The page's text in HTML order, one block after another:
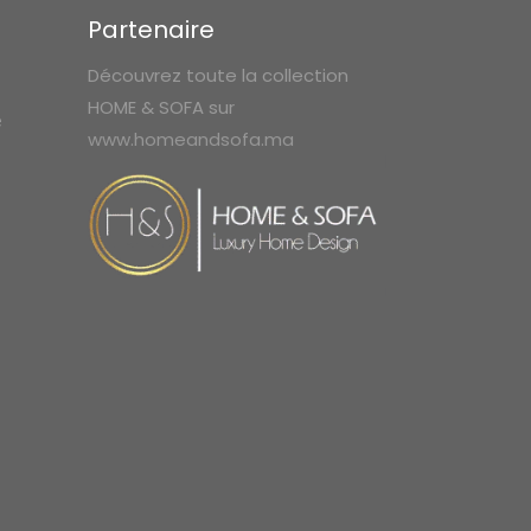
Partenaire
Découvrez toute la collection
HOME & SOFA sur
www.homeandsofa.ma